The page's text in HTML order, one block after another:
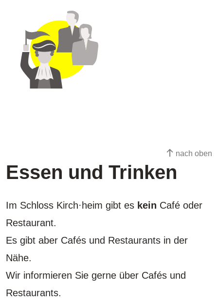
nach oben
Essen und Trinken
Im Schloss Kirch·heim gibt es kein Café oder
Restaurant.
Es gibt aber Cafés und Restaurants in der
Nähe.
Wir informieren Sie gerne über Cafés und
Restaurants.